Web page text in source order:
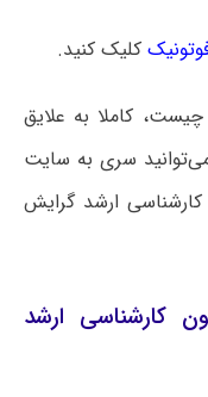
کلیک کنید.
کاملا به علایق
سری به سایت
ارشد گرایش
کارشناسی ارشد